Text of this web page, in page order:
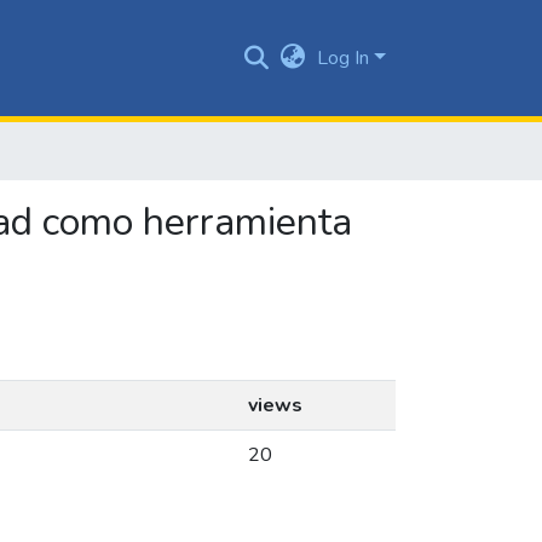
Log In
como herramienta
views
20